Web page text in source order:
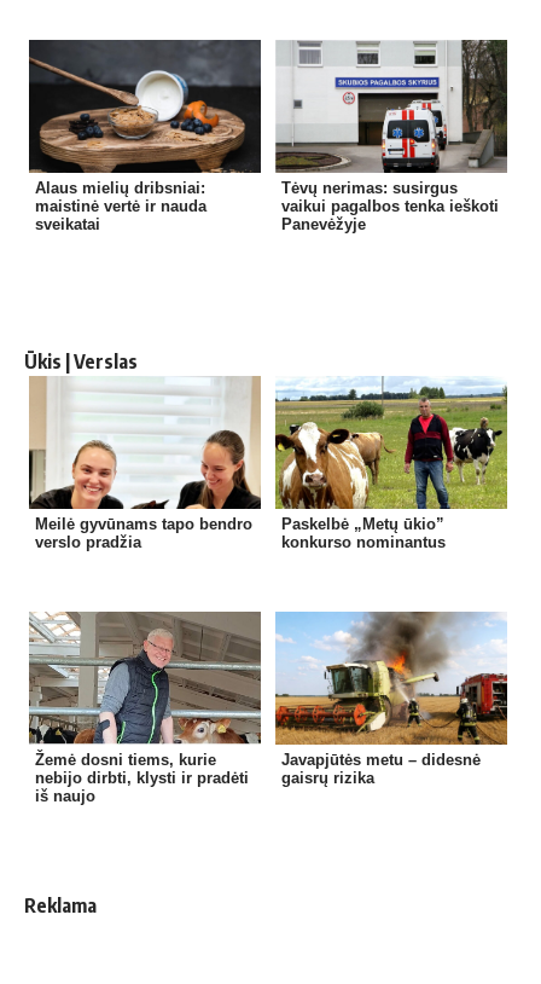
Alaus mielių dribsniai:
maistinė vertė ir nauda
sveikatai
Tėvų nerimas: susirgus
vaikui pagalbos tenka ieškoti
Panevėžyje
Ūkis | Verslas
Meilė gyvūnams tapo bendro
verslo pradžia
Paskelbė „Metų ūkio”
konkurso nominantus
Žemė dosni tiems, kurie
nebijo dirbti, klysti ir pradėti
iš naujo
Javapjūtės metu – didesnė
gaisrų rizika
Reklama